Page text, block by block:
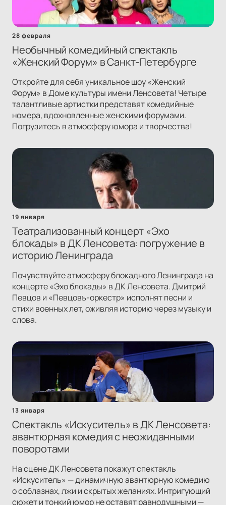
28 февраля
Необычный комедийный спектакль
«Женский Форум» в Санкт-Петербурге
Откройте для себя уникальное шоу «Женский
Форум» в Доме культуры имени Ленсовета! Четыре
талантливые артистки представят комедийные
номера, вдохновленные женскими форумами.
Погрузитесь в атмосферу юмора и творчества!
19 января
Театрализованный концерт «Эхо
блокады» в ДК Ленсовета: погружение в
историю Ленинграда
Почувствуйте атмосферу блокадного Ленинграда на
концерте «Эхо блокады» в ДК Ленсовета. Дмитрий
Певцов и «Певцовъ-оркестр» исполнят песни и
стихи военных лет, оживляя историю через музыку и
слова.
13 января
Спектакль «Искуситель» в ДК Ленсовета:
авантюрная комедия с неожиданными
поворотами
На сцене ДК Ленсовета покажут спектакль
«Искуситель» — динамичную авантюрную комедию
о соблазнах, лжи и скрытых желаниях. Интригующий
сюжет и тонкий юмор не оставят равнодушными —